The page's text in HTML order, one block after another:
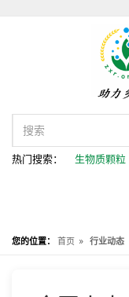
热门搜索： 生物质颗粒
您的位置： 首页 » 行业动态